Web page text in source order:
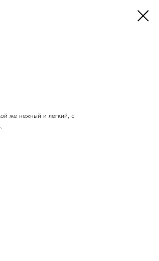
же нежный и легкий, с